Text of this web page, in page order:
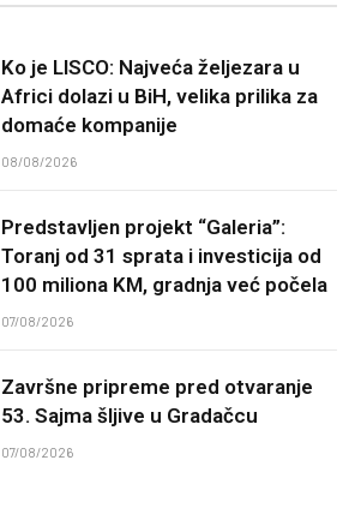
Ko je LISCO: Najveća željezara u
Africi dolazi u BiH, velika prilika za
domaće kompanije
08/08/2026
Predstavljen projekt “Galeria”:
Toranj od 31 sprata i investicija od
100 miliona KM, gradnja već počela
07/08/2026
Završne pripreme pred otvaranje
53. Sajma šljive u Gradačcu
07/08/2026